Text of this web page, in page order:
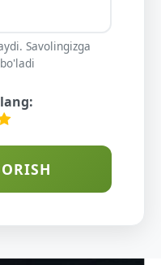
Savolingizga